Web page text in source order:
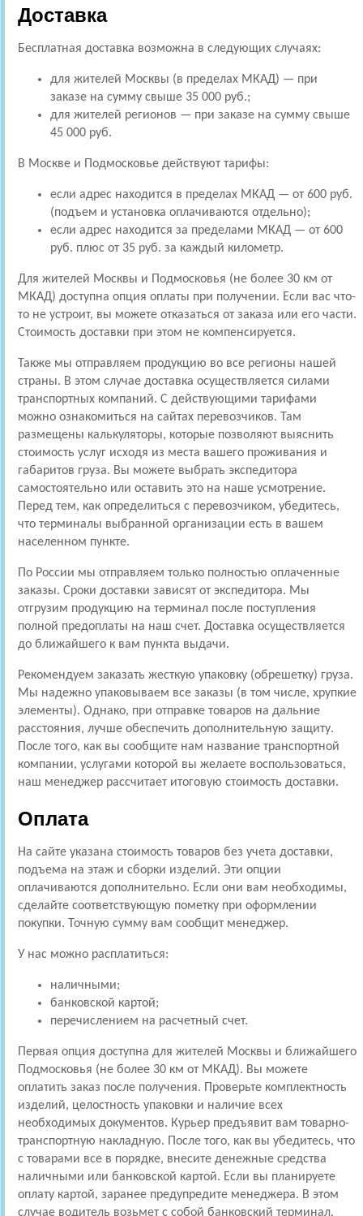
Доставка
Бесплатная доставка возможна в следующих случаях:
для жителей Москвы (в пределах МКАД) — при
заказе на сумму свыше 35 000 руб.;
для жителей регионов — при заказе на сумму свыше
45 000 руб.
В Москве и Подмосковье действуют тарифы:
если адрес находится в пределах МКАД — от 600 руб.
(подъем и установка оплачиваются отдельно);
если адрес находится за пределами МКАД — от 600
руб. плюс от 35 руб. за каждый километр.
Для жителей Москвы и Подмосковья (не более 30 км от
МКАД) доступна опция оплаты при получении. Если вас что-
то не устроит, вы можете отказаться от заказа или его части.
Стоимость доставки при этом не компенсируется.
Также мы отправляем продукцию во все регионы нашей
страны. В этом случае доставка осуществляется силами
транспортных компаний. С действующими тарифами
можно ознакомиться на сайтах перевозчиков. Там
размещены калькуляторы, которые позволяют выяснить
стоимость услуг исходя из места вашего проживания и
габаритов груза. Вы можете выбрать экспедитора
самостоятельно или оставить это на наше усмотрение.
Перед тем, как определиться с перевозчиком, убедитесь,
что терминалы выбранной организации есть в вашем
населенном пункте.
По России мы отправляем только полностью оплаченные
заказы. Сроки доставки зависят от экспедитора. Мы
отгрузим продукцию на терминал после поступления
полной предоплаты на наш счет. Доставка осуществляется
до ближайшего к вам пункта выдачи.
Рекомендуем заказать жесткую упаковку (обрешетку) груза.
Мы надежно упаковываем все заказы (в том числе, хрупкие
элементы). Однако, при отправке товаров на дальние
расстояния, лучше обеспечить дополнительную защиту.
После того, как вы сообщите нам название транспортной
компании, услугами которой вы желаете воспользоваться,
наш менеджер рассчитает итоговую стоимость доставки.
Оплата
На сайте указана стоимость товаров без учета доставки,
подъема на этаж и сборки изделий. Эти опции
оплачиваются дополнительно. Если они вам необходимы,
сделайте соответствующую пометку при оформлении
покупки. Точную сумму вам сообщит менеджер.
У нас можно расплатиться:
наличными;
банковской картой;
перечислением на расчетный счет.
Первая опция доступна для жителей Москвы и ближайшего
Подмосковья (не более 30 км от МКАД). Вы можете
оплатить заказ после получения. Проверьте комплектность
изделий, целостность упаковки и наличие всех
необходимых документов. Курьер предъявит вам товарно-
транспортную накладную. После того, как вы убедитесь, что
с товарами все в порядке, внесите денежные средства
наличными или банковской картой. Если вы планируете
оплату картой, заранее предупредите менеджера. В этом
случае водитель возьмет с собой банковский терминал.